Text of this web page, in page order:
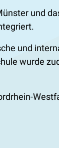
und
und
wurde